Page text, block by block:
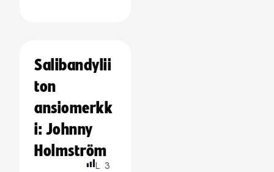
Salibandylii
ton
ansiomerkk
i: Johnny
Holmström
L 3